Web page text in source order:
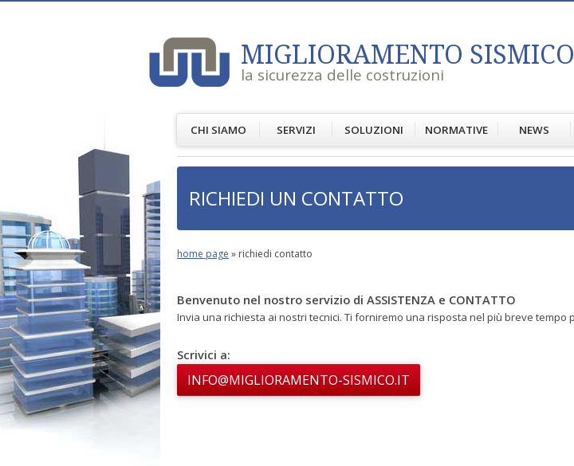
MIGLIORAMENTO SISMICO
la sicurezza delle costruzioni
CHI SIAMO SERVIZI SOLUZIONI NORMATIVE NEWS
RICHIEDI UN CONTATTO
home page » richiedi contatto
Benvenuto nel nostro servizio di ASSISTENZA e CONTATTO
Invia una richiesta ai nostri tecnici. Ti forniremo una risposta nel più breve tempo
Scrivici a:
INFO@MIGLIORAMENTO-SISMICO.IT